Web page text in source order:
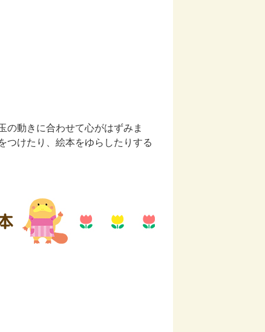
の動きに合わせて心がはずみま
つけたり、絵本をゆらしたりする